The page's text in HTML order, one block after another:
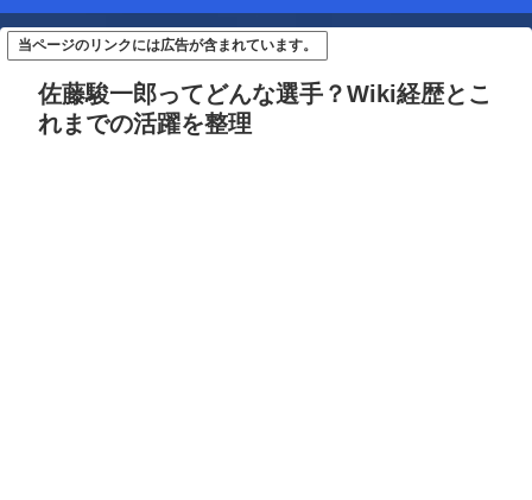
当ページのリンクには広告が含まれています。
佐藤駿一郎ってどんな選手？Wiki経歴とこ
れまでの活躍を整理